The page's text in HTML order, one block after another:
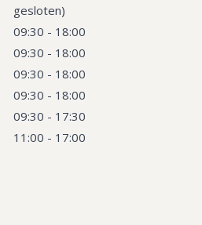
gesloten)
09:30 - 18:00
09:30 - 18:00
09:30 - 18:00
09:30 - 18:00
09:30 - 17:30
11:00 - 17:00